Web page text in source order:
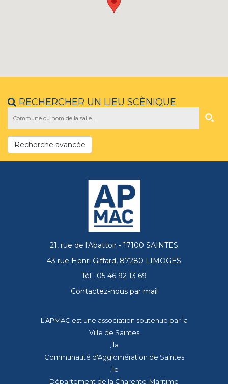
RECHERCHER UN LIEU SCÈNIQUE
Recherche avancée
21, rue de l'Abattoir - 17100 SAINTES
43 rue Henri Giffard, 87280 LIMOGES
Tél : 05 46 92 13 69
Contactez-nous par mail
L'APMAC est une association soutenue par la
Ville de Saintes
, la
Communauté d'Agglomération de Saintes
, le
Département de la Charente-Maritime